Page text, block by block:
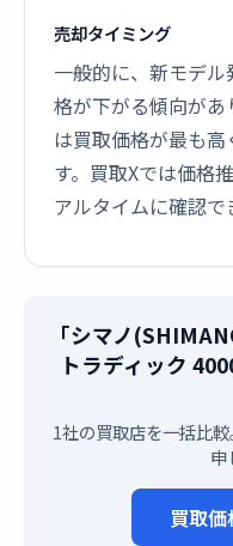
売却タイミング
一般的に、新モデ
格が下がる傾向が
は買取価格が最も
す。買取Xでは価格
アルタイムに確認で
「シマノ
トラディック
1社の買取店を一括比
申
買取